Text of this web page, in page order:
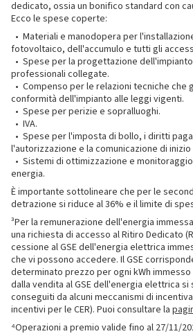
dedicato, ossia un bonifico standard con
Ecco le spese coperte:
• Materiali e manodopera per
fotovoltaico, dell'accumulo e tutti gli
• Spese per la progettazione
professionali collegate.
• Compenso per le relazioni tecniche che
conformità dell'impianto alle leggi vigenti.
• Spese per perizie e sopralluoghi.
• IVA.
• Spese per l'imposta di bollo, i diritti
l'autorizzazione e la comunicazione di inizio
• Sistemi di ottimizzazione e
energia.
È importante sottolineare che per le
detrazione si riduce al 36% e il limite di
³Per la remunerazione dell'energia
una richiesta di accesso al Ritiro Dedicato
cessione al GSE dell'energia elettrica
che vi possono accedere. Il GSE
determinato prezzo per ogni kWh
dalla vendita al GSE dell'energia elettrica si
conseguiti da alcuni meccanismi di
incentivi per le CER). Puoi consultare la
⁴Operazioni a premio valide fino al 27/11/